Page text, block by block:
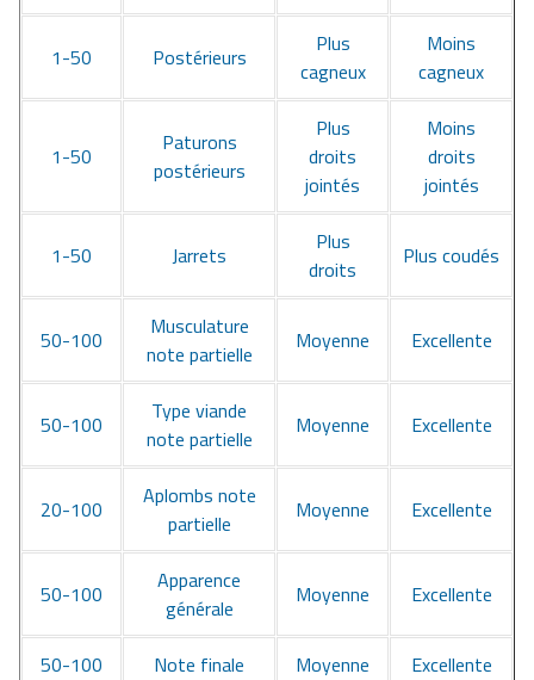
1-50 Postérieurs
Plus
cagneux
Moins
cagneux
1-50
Paturons
postérieurs
Plus
droits
jointés
Moins
droits
jointés
1-50 Jarrets
Plus
droits
Plus coudés
50-100
Musculature
note partielle
Moyenne Excellente
50-100
Type viande
note partielle
Moyenne Excellente
20-100
Aplombs note
partielle
Moyenne Excellente
50-100
Apparence
générale
Moyenne Excellente
50-100 Note finale Moyenne Excellente